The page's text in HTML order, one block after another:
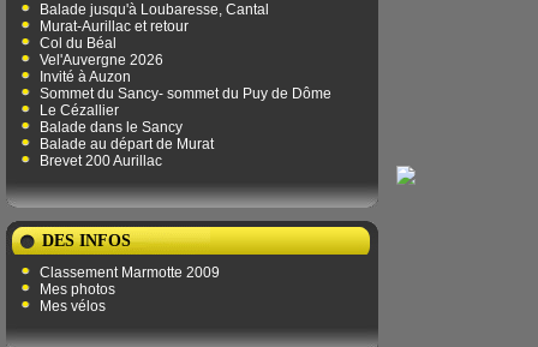
Balade jusqu'à Loubaresse, Cantal
Murat-Aurillac et retour
Col du Béal
Vel'Auvergne 2026
Invité à Auzon
Sommet du Sancy- sommet du Puy de Dôme
Le Cézallier
Balade dans le Sancy
Balade au départ de Murat
Brevet 200 Aurillac
DES INFOS
Classement Marmotte 2009
Mes photos
Mes vélos